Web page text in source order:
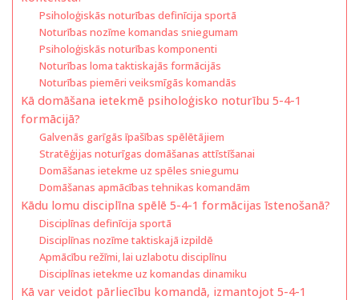
Psiholoģiskās noturības definīcija sportā
Noturības nozīme komandas sniegumam
Psiholoģiskās noturības komponenti
Noturības loma taktiskajās formācijās
Noturības piemēri veiksmīgās komandās
Kā domāšana ietekmē psiholoģisko noturību 5-4-1
formācijā?
Galvenās garīgās īpašības spēlētājiem
Stratēģijas noturīgas domāšanas attīstīšanai
Domāšanas ietekme uz spēles sniegumu
Domāšanas apmācības tehnikas komandām
Kādu lomu disciplīna spēlē 5-4-1 formācijas īstenošanā?
Disciplīnas definīcija sportā
Disciplīnas nozīme taktiskajā izpildē
Apmācību režīmi, lai uzlabotu disciplīnu
Disciplīnas ietekme uz komandas dinamiku
Kā var veidot pārliecību komandā, izmantojot 5-4-1